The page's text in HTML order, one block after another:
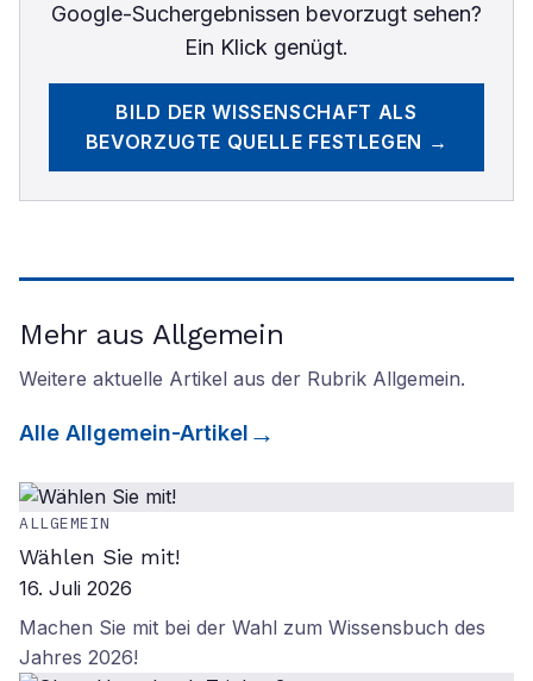
Google-Suchergebnissen bevorzugt sehen?
Ein Klick genügt.
BILD DER WISSENSCHAFT ALS
BEVORZUGTE QUELLE FESTLEGEN →
Mehr aus Allgemein
Weitere aktuelle Artikel aus der Rubrik Allgemein.
Alle Allgemein-Artikel
ALLGEMEIN
Wählen Sie mit!
16. Juli 2026
Machen Sie mit bei der Wahl zum Wissensbuch des
Jahres 2026!